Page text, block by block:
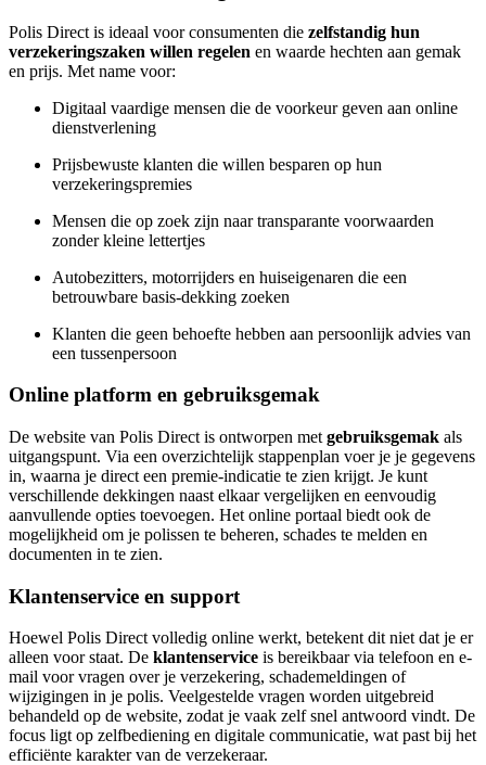
Polis Direct is ideaal voor consumenten die zelfstandig hun
verzekeringszaken willen regelen en waarde hechten aan gemak
en prijs. Met name voor:
Digitaal vaardige mensen die de voorkeur geven aan online
dienstverlening
Prijsbewuste klanten die willen besparen op hun
verzekeringspremies
Mensen die op zoek zijn naar transparante voorwaarden
zonder kleine lettertjes
Autobezitters, motorrijders en huiseigenaren die een
betrouwbare basis-dekking zoeken
Klanten die geen behoefte hebben aan persoonlijk advies van
een tussenpersoon
Online platform en gebruiksgemak
De website van Polis Direct is ontworpen met gebruiksgemak als
uitgangspunt. Via een overzichtelijk stappenplan voer je je gegevens
in, waarna je direct een premie-indicatie te zien krijgt. Je kunt
verschillende dekkingen naast elkaar vergelijken en eenvoudig
aanvullende opties toevoegen. Het online portaal biedt ook de
mogelijkheid om je polissen te beheren, schades te melden en
documenten in te zien.
Klantenservice en support
Hoewel Polis Direct volledig online werkt, betekent dit niet dat je er
alleen voor staat. De klantenservice is bereikbaar via telefoon en e-
mail voor vragen over je verzekering, schademeldingen of
wijzigingen in je polis. Veelgestelde vragen worden uitgebreid
behandeld op de website, zodat je vaak zelf snel antwoord vindt. De
focus ligt op zelfbediening en digitale communicatie, wat past bij het
efficiënte karakter van de verzekeraar.